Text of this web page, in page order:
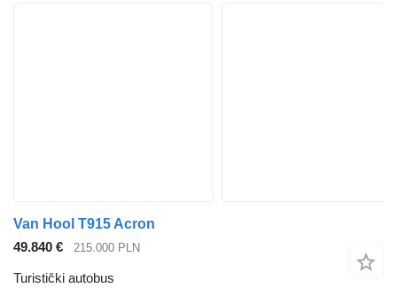
Van Hool T915 Acron
49.840 €
215.000 PLN
Turistički autobus